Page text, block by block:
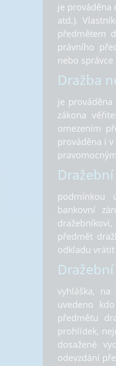
je prováděna
atd.).
předmětem
právního
nebo
Dražba
je
zákona
omezením
prováděna i
podmínkou
bankovní
předmět
odkladu
vyhláška,
uvedeno
předmětu
prohlídek,
dosažené
odevzdání